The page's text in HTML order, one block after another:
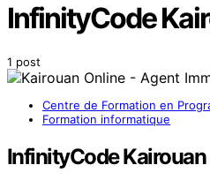
InfinityCode
1 post
Centre de Formation en
Formation informatique
InfinityCode